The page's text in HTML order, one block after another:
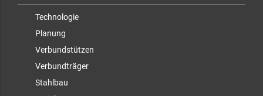
Technologie
Planung
Verbundstützen
Verbundträger
Stahlbau